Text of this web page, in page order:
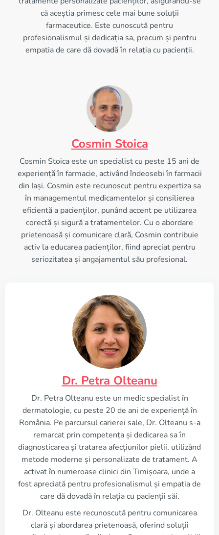
că aceștia primesc cele mai bune soluții
farmaceutice. Este cunoscută pentru
profesionalismul și dedicația sa, precum și pentru
empatia de care dă dovadă în relația cu pacienții.
Cosmin Stoica
Cosmin Stoica este un specialist cu peste 15 ani de
experiență în farmacie, activând îndeosebi în farmacii
din Iași. Cosmin este recunoscut pentru expertiza sa
în managementul medicamentelor și consilierea
eficientă a pacienților, punând accent pe utilizarea
corectă și sigură a tratamentelor. Cu o abordare
prietenoasă și comunicare clară, Cosmin contribuie
activ la educarea pacienților, fiind apreciat pentru
seriozitatea și angajamentul său profesional.
Dr. Petra Olteanu
Dr. Petra Olteanu este un medic specialist în
dermatologie, cu peste 20 de ani de experiență în
România. Pe parcursul carierei sale, Dr. Olteanu s-a
remarcat prin competența și dedicarea sa în
diagnosticarea și tratarea afecțiunilor pielii, utilizând
metode moderne și personalizate de tratament. A
activat în numeroase clinici din Timișoara, unde a
fost apreciată pentru profesionalismul și empatia de
care dă dovadă în relația cu pacienții săi.
Dr. Olteanu este recunoscută pentru comunicarea
clară și abordarea prietenoasă, oferind soluții